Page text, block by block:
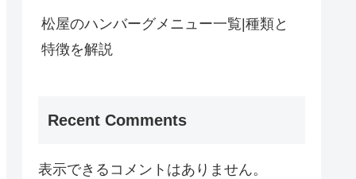
松屋のハンバーグメニュー一覧|種類と
特徴を解説
Recent Comments
表示できるコメントはありません。